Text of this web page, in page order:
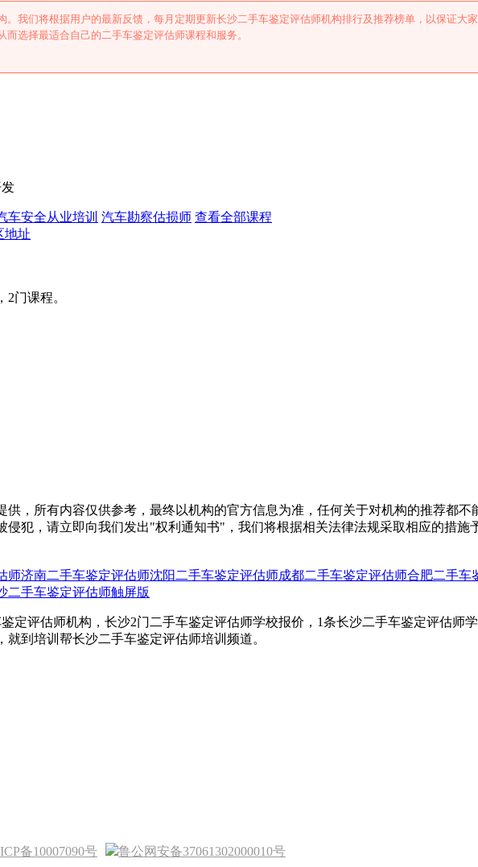
我们将根据用户的最新反馈，每月定期更新长沙二手车鉴定评估师机构排行及推荐榜单，以保证大
选择最适合自己的二手车鉴定评估师课程和服务。
车安全从业培训 汽车勘察估损师 查看全部课程
地址
2门课程。
供，所有内容仅供参考，最终以机构的官方信息为准，任何关于对机构的推荐都
侵犯，请立即向我们发出"权利通知书"，我们将根据相关法律法规采取相应的措
师济南二手车鉴定评估师沈阳二手车鉴定评估师成都二手车鉴定评估师合肥二手车
二手车鉴定评估师触屏版
定评估师机构，长沙2门二手车鉴定评估师学校报价，1条长沙二手车鉴定评估师
到培训帮长沙二手车鉴定评估师培训频道。
备10007090号 鲁公网安备37061302000010号